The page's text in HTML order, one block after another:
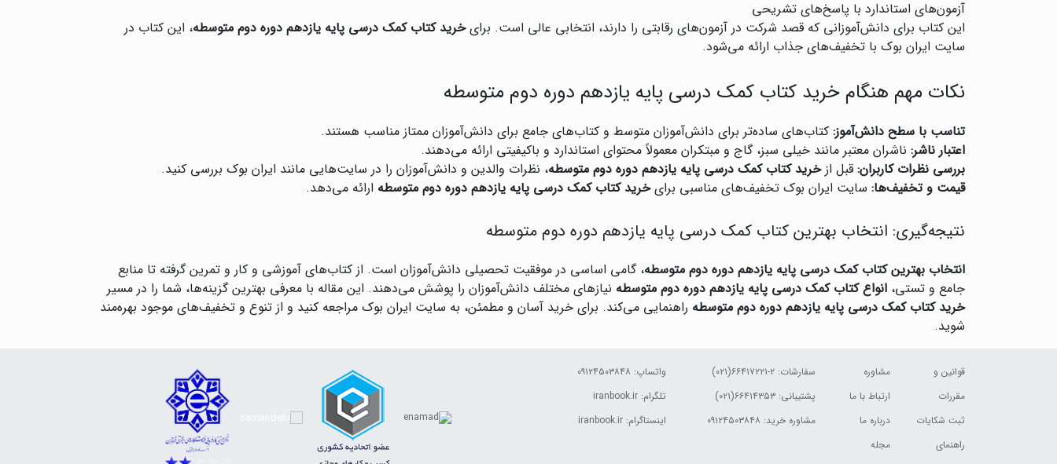
آزمون‌های استاندارد با پاسخ‌های تشریحی
این کتاب برای دانش‌آموزانی که قصد شرکت در آزمون‌های رقابتی را دارند، انتخابی عالی است. برایخرید کتاب کمک درسی پایه یازدهم دوره دوم متوسطه، این کتاب در
سایت ایران بوک با تخفیف‌های جذاب ارائه می‌شود.
نکات مهم هنگام خرید کتاب کمک درسی پایه یازدهم دوره دوم متوسطه
تناسب با سطح دانش‌آموز: کتاب‌های ساده‌تر برای دانش‌آموزان متوسط و کتاب‌های جامع برای دانش‌آموزان ممتاز مناسب هستند.
اعتبار ناشر: ناشران معتبر مانند خیلی سبز، گاج و مبتکران معمولاً محتوای استاندارد و باکیفیتی ارائه می‌دهند.
بررسی نظرات کاربران: قبل ازخرید کتاب کمک درسی پایه یازدهم دوره دوم متوسطه، نظرات والدین و دانش‌آموزان را در سایت‌هایی مانند ایران بوک بررسی کنید.
قیمت و تخفیف‌ها: سایت ایران بوک تخفیف‌های مناسبی برایخرید کتاب کمک درسی پایه یازدهم دوره دوم متوسطه ارائه می‌دهد.
نتیجه‌گیری: انتخاب بهترین کتاب کمک درسی پایه یازدهم دوره دوم متوسطه
انتخاب بهترین کتاب کمک درسی پایه یازدهم دوره دوم متوسطه، گامی اساسی در موفقیت تحصیلی دانش‌آموزان است. از کتاب‌های آموزشی و کار و تمرین گرفته تا منابع
جامع و تستی، انواع کتاب کمک درسی پایه یازدهم دوره دوم متوسطه نیازهای مختلف دانش‌آموزان را پوشش می‌دهند. این مقاله با معرفی بهترین گزینه‌ها، شما را در مسیر
خرید کتاب کمک درسی پایه یازدهم دوره دوم متوسطه راهنمایی می‌کند. برای خرید آسان و مطمئن، به سایت ایران بوک مراجعه کنید و از تنوع و تخفیف‌های موجود بهره‌مند
شوید.
قوانین و
مقررات
ثبت شکایات
راهنمای
مشاوره
ارتباط با ما
درباره ما
مجله
سفارشات: ۲-۶۶۴۱۷۲۲۱(۰۲۱)
پشتیبانی: ۶۶۴۱۴۳۵۳(۰۲۱)
مشاوره خرید: ۰۹۱۲۴۵۰۳۸۴۸
واتساپ: ۰۹۱۲۴۵۰۳۸۴۸
تلگرام: iranbook.ir
اینستاگرام: iranbook.ir